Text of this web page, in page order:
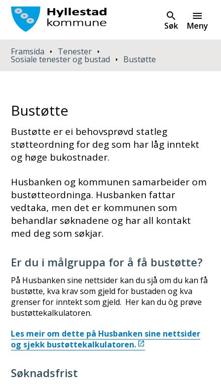
Søk Meny
Du er her:
Framsida Tenester
Sosiale tenester og bustad Bustøtte
Bustøtte
Bustøtte er ei behovsprøvd statleg
støtteordning for deg som har låg inntekt
og høge bukostnader.
Husbanken og kommunen samarbeider om
bustøtteordninga. Husbanken fattar
vedtaka, men det er kommunen som
behandlar søknadene og har all kontakt
med deg som søkjar.
Er du i målgruppa for å få bustøtte?
På Husbanken sine nettsider kan du sjå om du kan få
bustøtte, kva krav som gjeld for bustaden og kva
grenser for inntekt som gjeld. Her kan du òg prøve
bustøttekalkulatoren.
Les meir om dette på Husbanken sine nettsider
og sjekk bustøttekalkulatoren.
Søknadsfrist